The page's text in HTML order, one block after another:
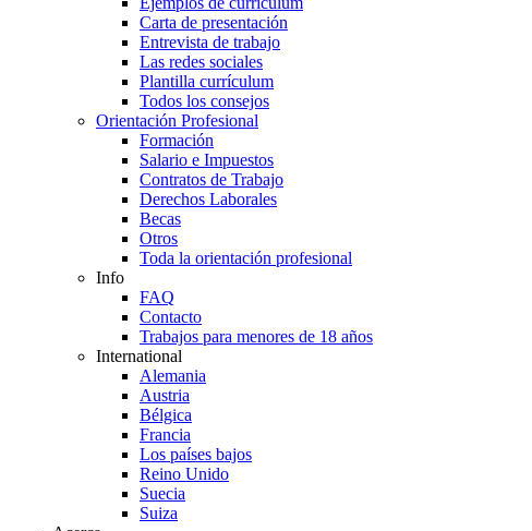
Carta de presentación
Entrevista de trabajo
Las redes sociales
Plantilla currículum
Todos los consejos
Orientación Profesional
Formación
Salario e Impuestos
Contratos de Trabajo
Derechos Laborales
Becas
Otros
Toda la orientación profesional
Info
FAQ
Contacto
Trabajos para menores de 18 años
International
Alemania
Austria
Bélgica
Francia
Los países bajos
Reino Unido
Suecia
Suiza